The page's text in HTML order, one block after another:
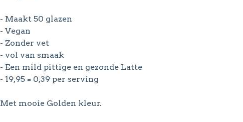
- Maakt 50 glazen
- Vegan
- Zonder vet
- vol van smaak
- Een mild pittige en gezonde Latte
- 19,95 = 0,39 per serving
Met mooie Golden kleur.